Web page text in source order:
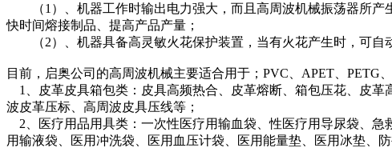
（1）、机器工作时输出电力强大，而且高周波机械振荡器所产
快时间熔接制品、提高产品产量；
（2）、机器具备高灵敏火花保护装置，当有火花产生时，可自
目前，启奥公司的高周波机械主要适合用于；PVC、APET、PETG
1、皮革皮具箱包类：皮具高频热合、皮革熔断、箱包压花、皮革
波皮革压标、高周波皮具压线等；
2、医疗用品用具类：一次性医疗用输血袋、性医疗用导尿袋、急
用输液袋、医用冲洗袋、医用血压计袋、医用能量垫、医用冰垫、